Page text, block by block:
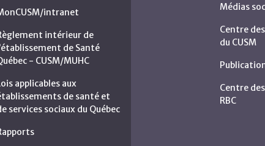
intranet
intérieur de
de Santé
- CUSM/MUHC
applicables aux
de santé et
services sociaux du Québec
Médias
Centre
du CUSM
Centre
RBC